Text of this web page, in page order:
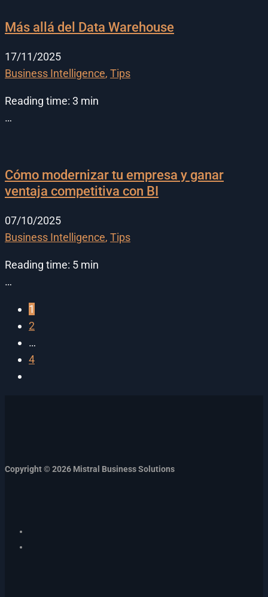
Más allá del Data Warehouse
17/11/2025
Business Intelligence, Tips
Reading time: 3 min
…
Cómo modernizar tu empresa y ganar
ventaja competitiva con BI
07/10/2025
Business Intelligence, Tips
Reading time: 5 min
…
1
2
…
4
Copyright © 2026 Mistral Business Solutions